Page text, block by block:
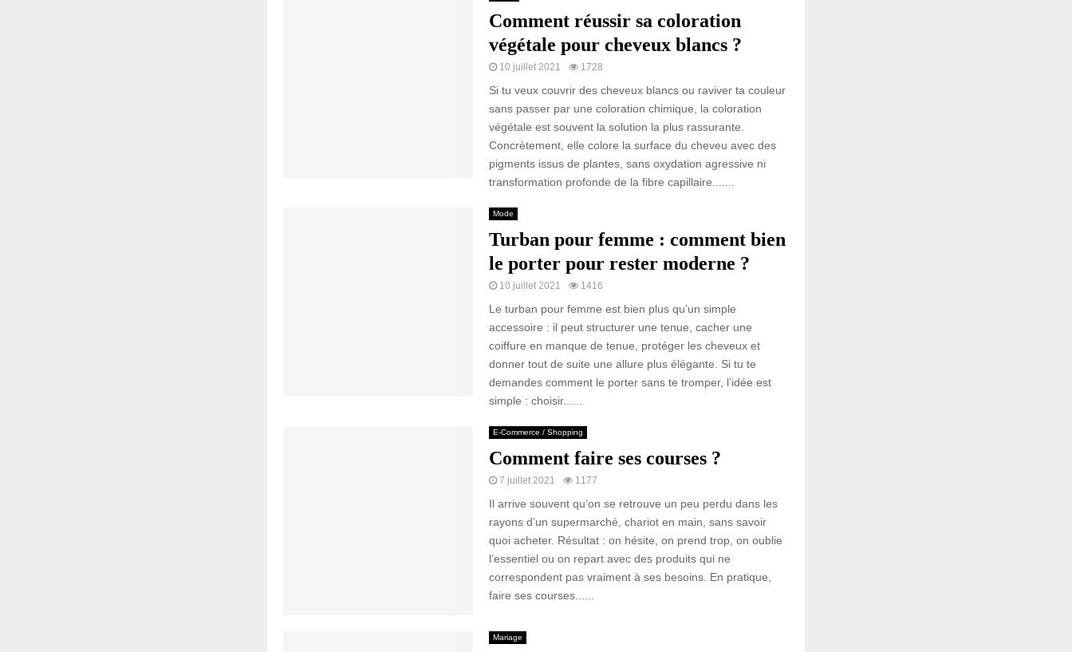
Comment réussir sa coloration
végétale pour cheveux blancs ?
10 juillet 2021 1728
Si tu veux couvrir des cheveux blancs ou raviver ta couleur
sans passer par une coloration chimique, la coloration
végétale est souvent la solution la plus rassurante.
Concrètement, elle colore la surface du cheveu avec des
pigments issus de plantes, sans oxydation agressive ni
transformation profonde de la fibre capillaire.......
Mode
Turban pour femme : comment bien
le porter pour rester moderne ?
10 juillet 2021 1416
Le turban pour femme est bien plus qu’un simple
accessoire : il peut structurer une tenue, cacher une
coiffure en manque de tenue, protéger les cheveux et
donner tout de suite une allure plus élégante. Si tu te
demandes comment le porter sans te tromper, l’idée est
simple : choisir......
E-Commerce / Shopping
Comment faire ses courses ?
7 juillet 2021 1177
Il arrive souvent qu’on se retrouve un peu perdu dans les
rayons d’un supermarché, chariot en main, sans savoir
quoi acheter. Résultat : on hésite, on prend trop, on oublie
l’essentiel ou on repart avec des produits qui ne
correspondent pas vraiment à ses besoins. En pratique,
faire ses courses......
Mariage